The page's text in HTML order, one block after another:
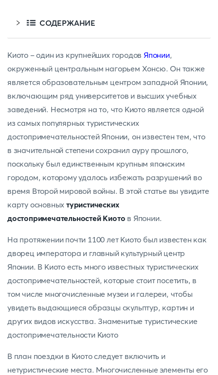
СОДЕРЖАНИЕ
Киото - один из крупнейших городов Японии,
окруженный центральным нагорьем Хонсю. Он также
является образовательным центром западной Японии,
включающим ряд университетов и высших учебных
заведений. Несмотря на то, что Киото является одной
из самых популярных туристических
достопримечательностей Японии, он известен тем, что
в значительной степени сохранил ауру прошлого,
поскольку был единственным крупным японским
городом, которому удалось избежать разрушений во
время Второй мировой войны. В этой статье вы увидите
карту основныхтуристических
достопримечательностей Киото в Японии.
На протяжении почти 1100 лет Киото был известен как
дворец императора и главный культурный центр
Японии. В Киото есть много известных туристических
достопримечательностей, которые стоит посетить, в
том числе многочисленные музеи и галереи, чтобы
увидеть выдающиеся образцы скульптур, картин и
других видов искусства. Знаменитые туристические
достопримечательности Киото
В план поездки в Киото следует включить и
нетуристические места. Многочисленные элементы его